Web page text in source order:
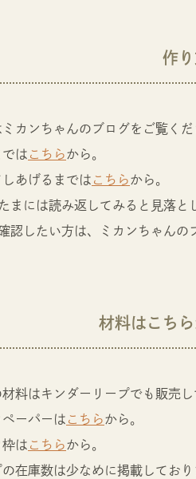
作
カンちゃんのブログをご覧くだ
はこちらから。
あげるまではこちらから。
まには読み返してみると見落と
認したい方は、ミカンちゃん
材料はこち
料はキンダーリープでも販売し
ーパーはこちらから。
はこちらから。
在庫数は少なめに掲載しており